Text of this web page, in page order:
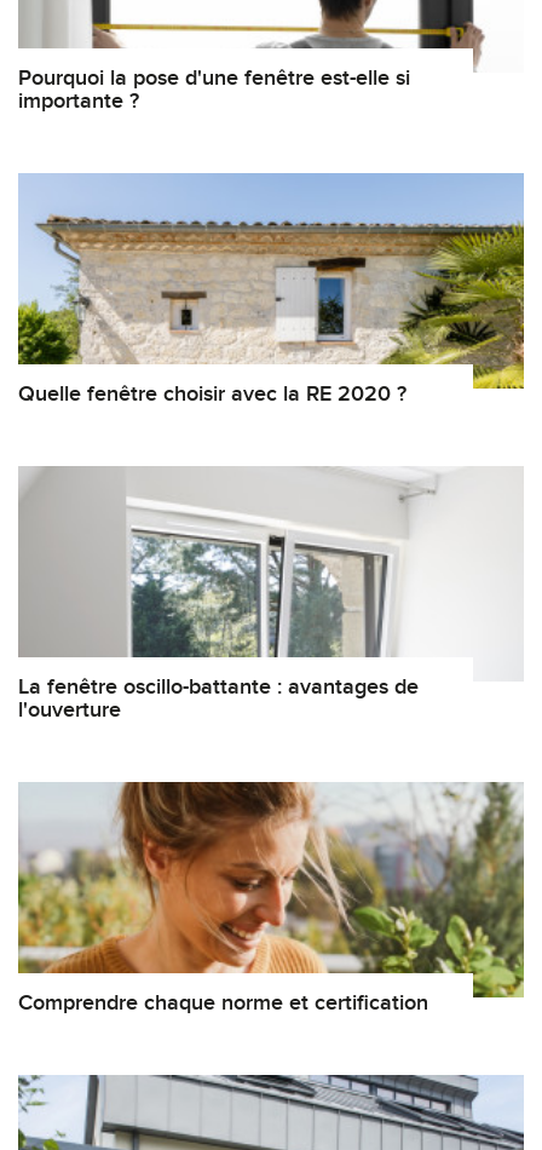
Pourquoi la pose d'une fenêtre est-elle si
importante ?
Quelle fenêtre choisir avec la RE 2020 ?
La fenêtre oscillo-battante : avantages de
l'ouverture
Comprendre chaque norme et certification